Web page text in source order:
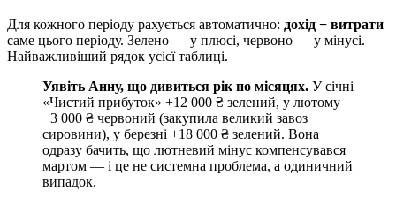
Для кожного періоду рахується автоматично: дохід − витрати
саме цього періоду. Зелено — у плюсі, червоно — у мінусі.
Найважливіший рядок усієї таблиці.
Уявіть Анну, що дивиться рік по місяцях. У січні
«Чистий прибуток» +12 000 ₴ зелений, у лютому
−3 000 ₴ червоний (закупила великий завоз
сировини), у березні +18 000 ₴ зелений. Вона
одразу бачить, що лютневий мінус компенсувався
мартом — і це не системна проблема, а одиничний
випадок.